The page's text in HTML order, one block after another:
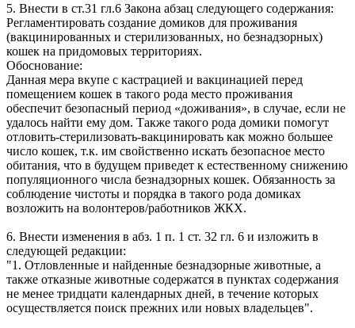
5. Внести в ст.31 гл.6 Закона абзац следующего содержания:
Регламентировать создание домиков для проживания
(вакцинированных и стерилизованных, но безнадзорных)
кошек на придомовых территориях.
Обоснование:
Данная мера вкупе с кастрацией и вакцинацией перед
помещением кошек в такого рода место проживания
обеспечит безопасный период «доживания», в случае, если не
удалось найти ему дом. Также такого рода домики помогут
отловить-стерилизовать-вакцинировать как можно большее
число кошек, т.к. им свойственно искать безопасное место
обитания, что в будущем приведет к естественному снижению
популяционного числа безнадзорных кошек. Обязанность за
соблюдение чистоты и порядка в такого рода домиках
возложить на волонтеров/работников ЖКХ.
6. Внести изменения в абз. 1 п. 1 ст. 32 гл. 6 и изложить в
следующей редакции:
"1. Отловленные и найденные безнадзорные животные, а
также отказные животные содержатся в пунктах содержания
не менее тридцати календарных дней, в течение которых
осуществляется поиск прежних или новых владельцев".